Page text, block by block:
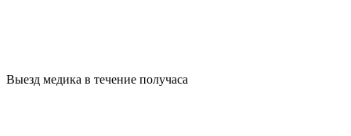
Выезд медика в течение получаса